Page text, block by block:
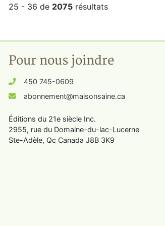
25 - 36 de 2075 résultats
Pour nous joindre
450 745-0609
abonnement@maisonsaine.ca
Éditions du 21e siècle Inc.
2955, rue du Domaine-du-lac-Lucerne
Ste-Adèle, Qc Canada J8B 3K9